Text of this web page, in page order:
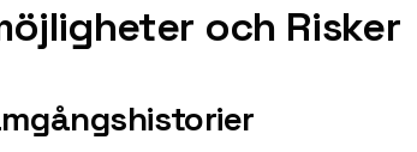
och Risker